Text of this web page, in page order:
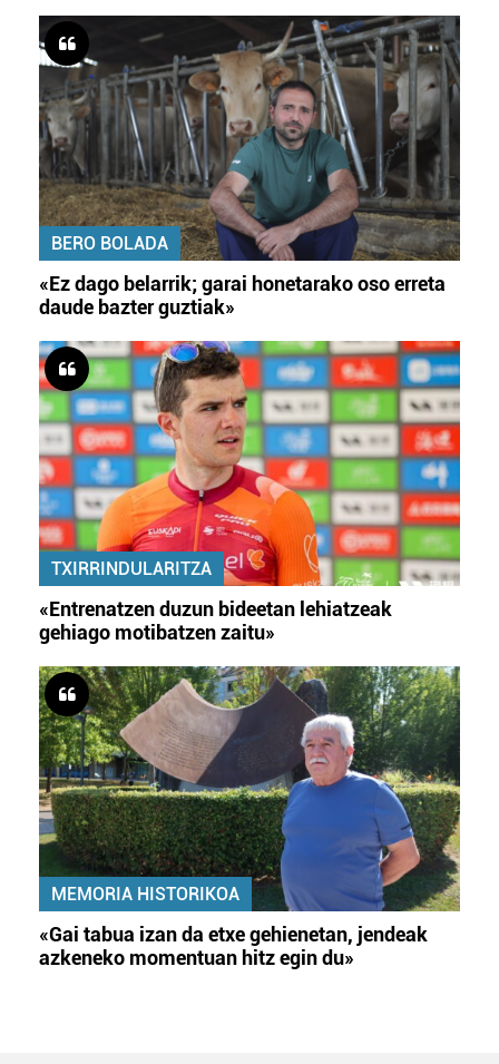
BERO BOLADA
«Ez dago belarrik; garai honetarako oso erreta
daude bazter guztiak»
TXIRRINDULARITZA
«Entrenatzen duzun bideetan lehiatzeak
gehiago motibatzen zaitu»
MEMORIA HISTORIKOA
«Gai tabua izan da etxe gehienetan, jendeak
azkeneko momentuan hitz egin du»